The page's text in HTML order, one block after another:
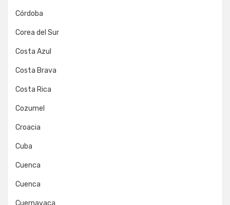
Córdoba
Corea del Sur
Costa Azul
Costa Brava
Costa Rica
Cozumel
Croacia
Cuba
Cuenca
Cuenca
Cuernavaca